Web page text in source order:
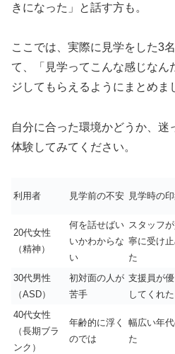
きになった」と話す方も。
ここでは、実際に見学をした3
て、「見学ってこんな感じなん
ジしてもらえるようにまとめま
自分に合った環境かどうか、迷
体験してみてください。
利用者 見学前の不安 見学時の
20代女性
（精神）
何を話せばい
いかわからな
い
スタッフ
寧に受け
た
30代男性
（ASD）
初対面の人が
苦手
支援員が
してくれた
40代女性
（長期ブラ
ンク）
年齢的に浮く
のでは
幅広い年
た